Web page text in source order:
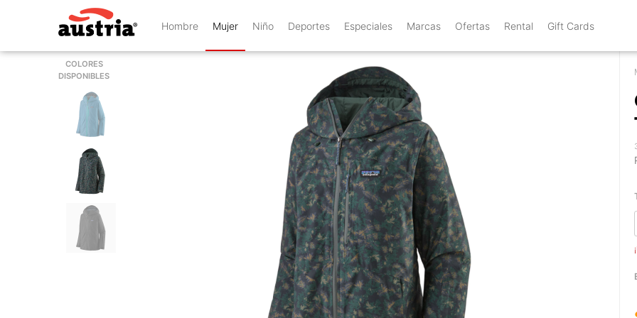
Hombre Mujer Niño Deportes Especiales Marcas Ofertas Rental Gift Cards
COLORES
DISPONIBLES